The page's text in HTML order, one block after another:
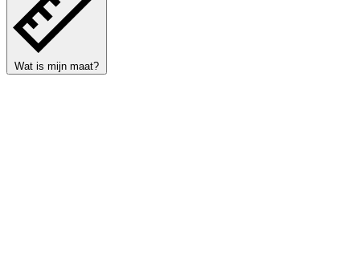
Wat is mijn maat?